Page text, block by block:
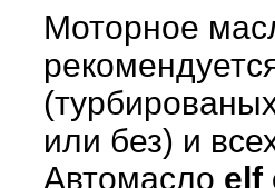
Моторное
или без) и
Автомасло elf